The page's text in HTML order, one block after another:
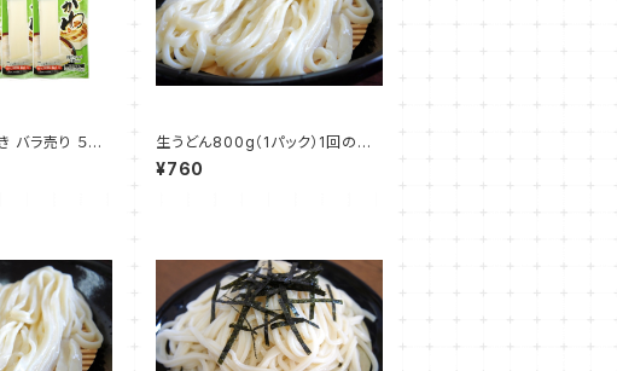
バラ売り ５袋
広タイプ８
生うどん800g（1パック）1回のご
注文で3点まで購入可能
¥760